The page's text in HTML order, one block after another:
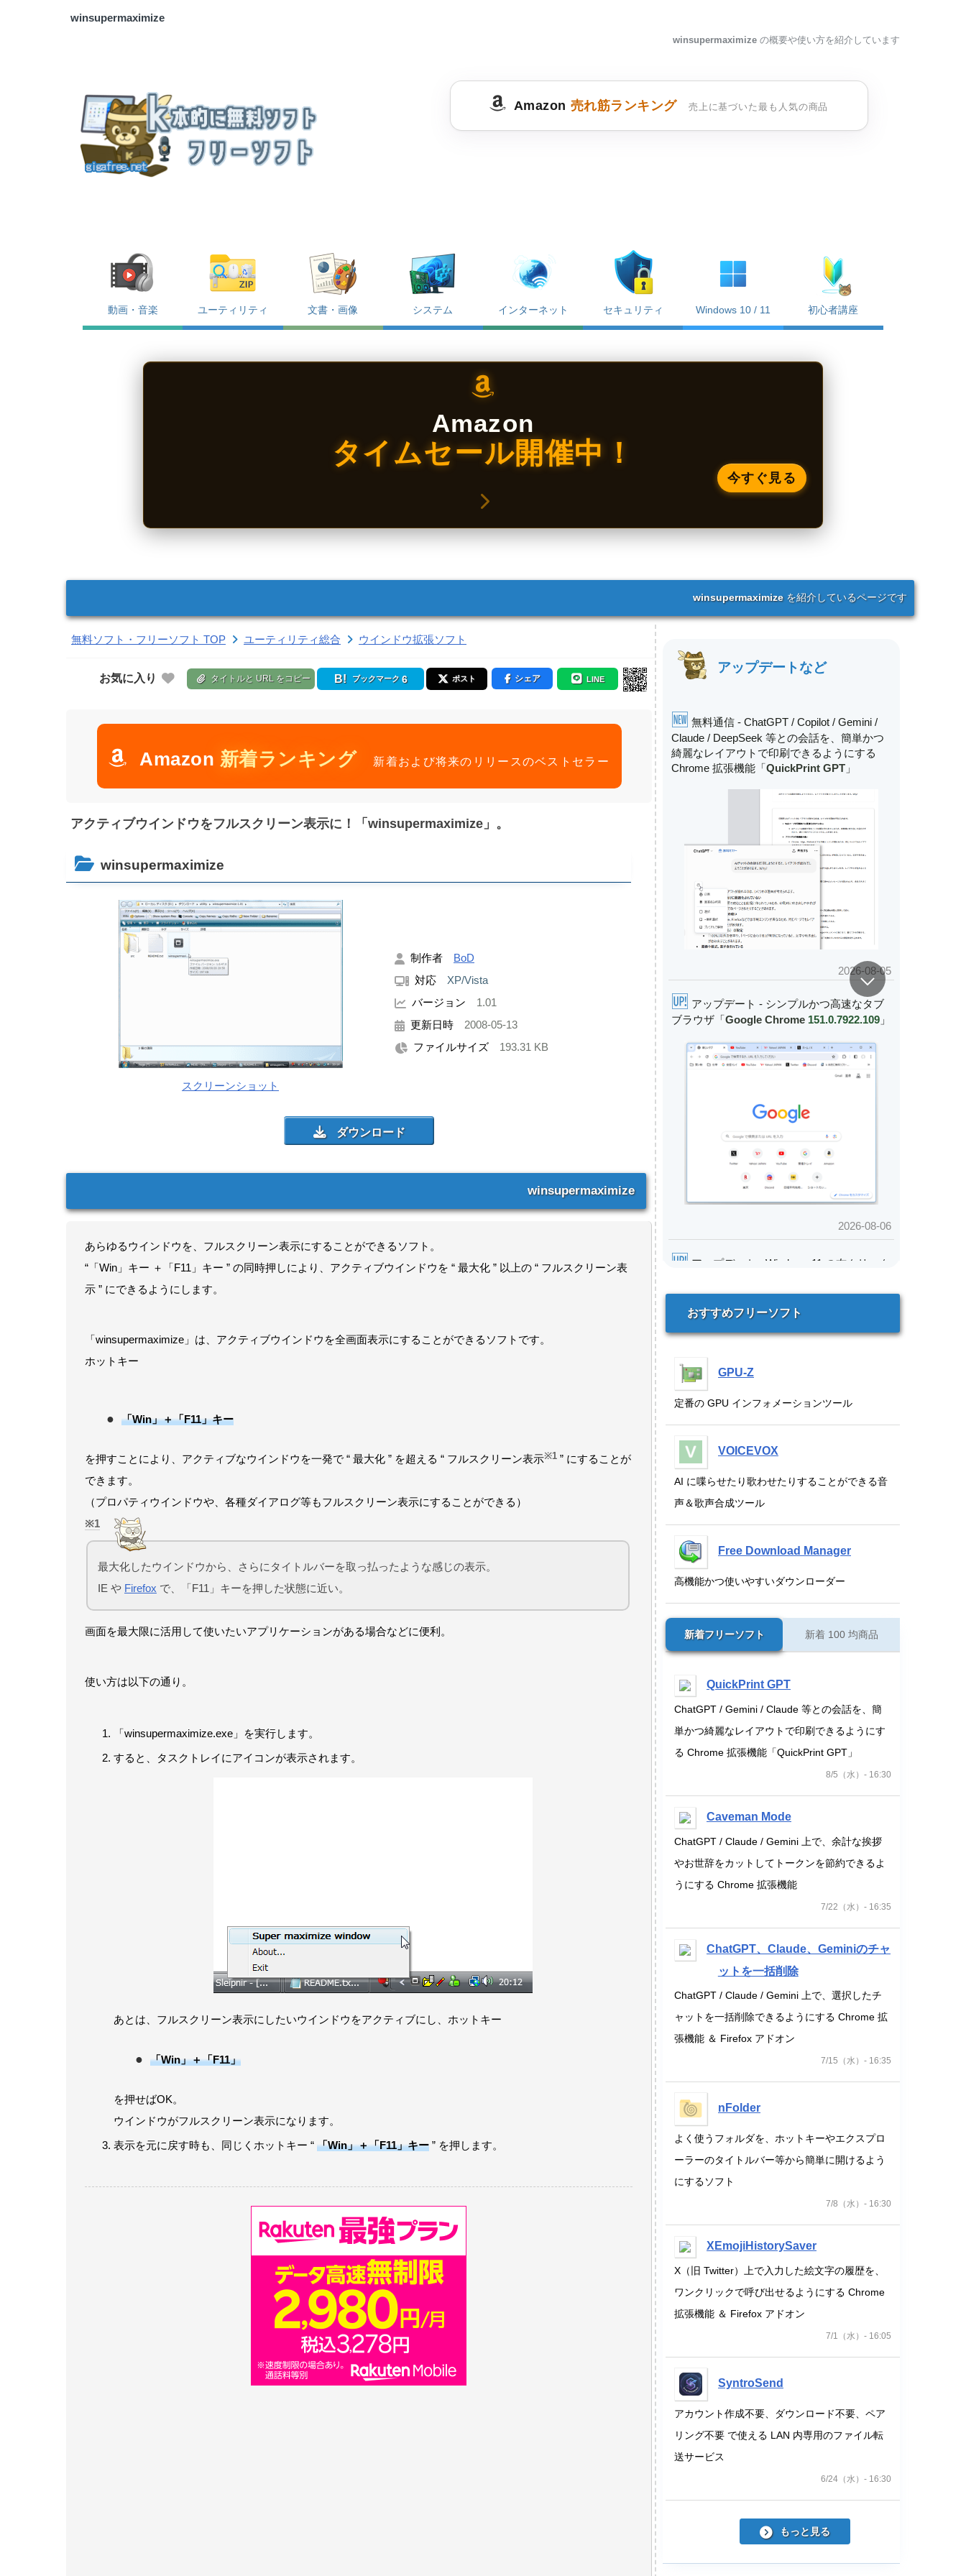
winsupermaximize
winsupermaximize の概要や使い方を紹介しています
Amazon 売れ筋ランキング 売上に基づいた最も人気の商品
動画・音楽 ユーティリティ 文書・画像 システム インターネット セキュリティ Windows 10 / 11 初心者講座
Amazon
タイムセール開催中！
今すぐ見る
winsupermaximizeを紹介しているページです
無料ソフト・フリーソフト TOP ユーティリティ総合 ウインドウ拡張ソフト
お気に入り タイトルと URL をコピー ブックマーク 6 ポスト シェア LINE
Amazon 新着ランキング 新着および将来のリリースのベストセラー
アクティブウインドウをフルスクリーン表示に！「winsupermaximize」。
winsupermaximize
スクリーンショット
制作者 BoD
対応 XP/Vista
バージョン 1.01
更新日時 2008-05-13
ファイルサイズ 193.31 KB
winsupermaximize
あらゆるウインドウを、フルスクリーン表示にすることができるソフト。
“「Win」キー ＋「F11」キー ” の同時押しにより、アクティブウインドウを “ 最大化 ” 以上の “ フルスクリーン表
示 ” にできるようにします。
「winsupermaximize」は、アクティブウインドウを全画面表示にすることができるソフトです。
ホットキー
「Win」＋「F11」キー
を押すことにより、アクティブなウインドウを一発で “ 最大化 ” を超える “ フルスクリーン表示※1 ” にすることが
できます。
（プロパティウインドウや、各種ダイアログ等もフルスクリーン表示にすることができる）
1
最大化したウインドウから、さらにタイトルバーを取っ払ったような感じの表示。
IE や Firefox で、「F11」キーを押した状態に近い。
画面を最大限に活用して使いたいアプリケーションがある場合などに便利。
使い方は以下の通り。
「winsupermaximize.exe」を実行します。
すると、タスクトレイにアイコンが表示されます。
あとは、フルスクリーン表示にしたいウインドウをアクティブにし、ホットキー
「Win」＋「F11」
を押せばOK。
ウインドウがフルスクリーン表示になります。
表示を元に戻す時も、同じくホットキー “ 「Win」＋「F11」キー ” を押します。
アップデートなど
おすすめフリーソフト
GPU-Z
定番の GPU インフォメーションツール
VOICEVOX
AI に喋らせたり歌わせたりすることができる音
声＆歌声合成ツール
Free Download Manager
高機能かつ使いやすいダウンローダー
新着フリーソフト 新着 100 均商品
QuickPrint GPT
ChatGPT / Gemini / Claude 等との会話を、簡
単かつ綺麗なレイアウトで印刷できるようにす
る Chrome 拡張機能「QuickPrint GPT」
8/5（水）- 16:30
Caveman Mode
ChatGPT / Claude / Gemini 上で、余計な挨拶
やお世辞をカットしてトークンを節約できるよ
うにする Chrome 拡張機能
7/22（水）- 16:35
ChatGPT、Claude、Geminiのチャ
ットを一括削除
ChatGPT / Claude / Gemini 上で、選択したチ
ャットを一括削除できるようにする Chrome 拡
張機能 ＆ Firefox アドオン
7/15（水）- 16:35
nFolder
よく使うフォルダを、ホットキーやエクスプロ
ーラーのタイトルバー等から簡単に開けるよう
にするソフト
7/8（水）- 16:30
XEmojiHistorySaver
X（旧 Twitter）上で入力した絵文字の履歴を、
ワンクリックで呼び出せるようにする Chrome
拡張機能 ＆ Firefox アドオン
7/1（水）- 16:05
SyntroSend
アカウント作成不要、ダウンロード不要、ペア
リング不要 で使える LAN 内専用のファイル転
送サービス
6/24（水）- 16:30
もっと見る